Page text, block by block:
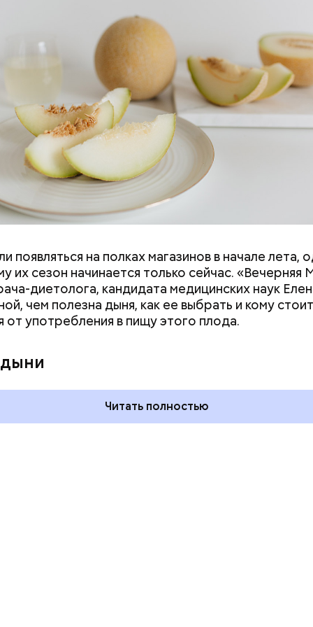
день
какие
в России
отмечают в России и мире 5
августа
появляться на полках магазинов в начале лета,
их сезон начинается только сейчас. «Вечерняя
диетолога, кандидата медицинских наук
чем полезна дыня, как ее выбрать и кому стоит
от употребления в пищу этого плода.
Читать полностью